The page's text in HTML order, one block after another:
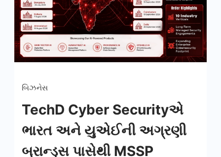
બિઝનેસ
TechD Cyber Securityએ
ભારત અને યુએઈની અગ્રણી
બ્રાન્ડ્સ પાસેથી MSSP